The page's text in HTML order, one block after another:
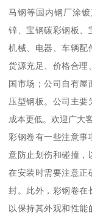
马钢等国内钢厂涂
锌、宝钢碳彩钢板、
机械、电器、车辆配
货源充足、价格合理
国市场；公司自有屋
压型钢板。公司主要
成本更低。欢迎广大
彩钢卷有一些注意事
意防止划伤和碰撞，
在安装时需要注意正
封。此外，彩钢卷在
以保持其外观和性能